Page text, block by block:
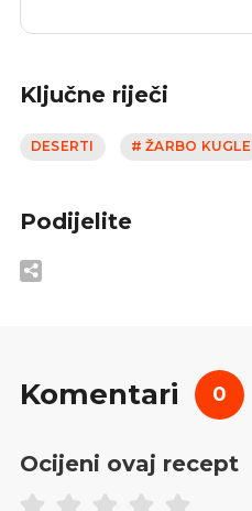
Ključne riječi
DESERTI # ŽARBO KUGLE
Podijelite
Komentari 0
Ocijeni ovaj recept